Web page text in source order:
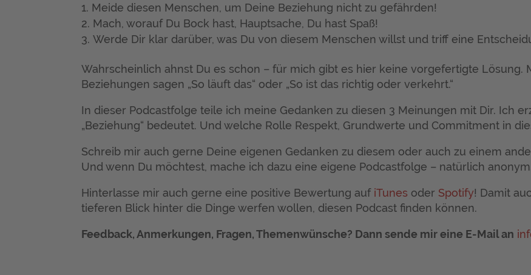
Meide diesen Menschen, um Deine Beziehung nicht zu gefährden!
Mach, worauf Du Bock hast, Hauptsache, Du hast Spaß!
Werde Dir klar darüber, was Du von diesem Menschen willst und triff eine
Wahrscheinlich ahnst Du es schon – für mich gibt es hier keine vorgefertigte Lösung.
Beziehungen sagen „So läuft das“ oder „So ist das richtig oder verkehrt.“
In dieser Podcastfolge teile ich meine Gedanken zu diesen 3 Meinungen mit Dir. Ich
„Beziehung“ bedeutet. Und welche Rolle Respekt, Grundwerte und Commitment in
Schreib mir auch gerne Deine eigenen Gedanken zu diesem oder auch zu einem
Und wenn Du möchtest, mache ich dazu eine eigene Podcastfolge – natürlich
Hinterlasse mir auch gerne eine positive Bewertung auf iTunes oder Spotify! Damit
tieferen Blick hinter die Dinge werfen wollen, diesen Podcast finden können.
Feedback, Anmerkungen, Fragen, Themenwünsche? Dann sende mir eine E-Mail an